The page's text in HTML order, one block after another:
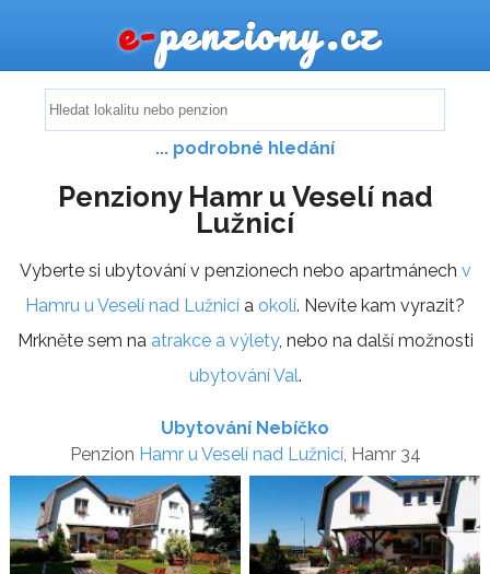
e-penziony.cz
... podrobné hledání
Penziony Hamr u Veselí nad
Lužnicí
Vyberte si ubytování v penzionech nebo apartmánech v
Hamru u Veselí nad Lužnicí a okolí. Nevíte kam vyrazit?
Mrkněte sem na atrakce a výlety, nebo na další možnosti
ubytování Val.
Ubytování Nebíčko
Penzion Hamr u Veselí nad Lužnicí, Hamr 34